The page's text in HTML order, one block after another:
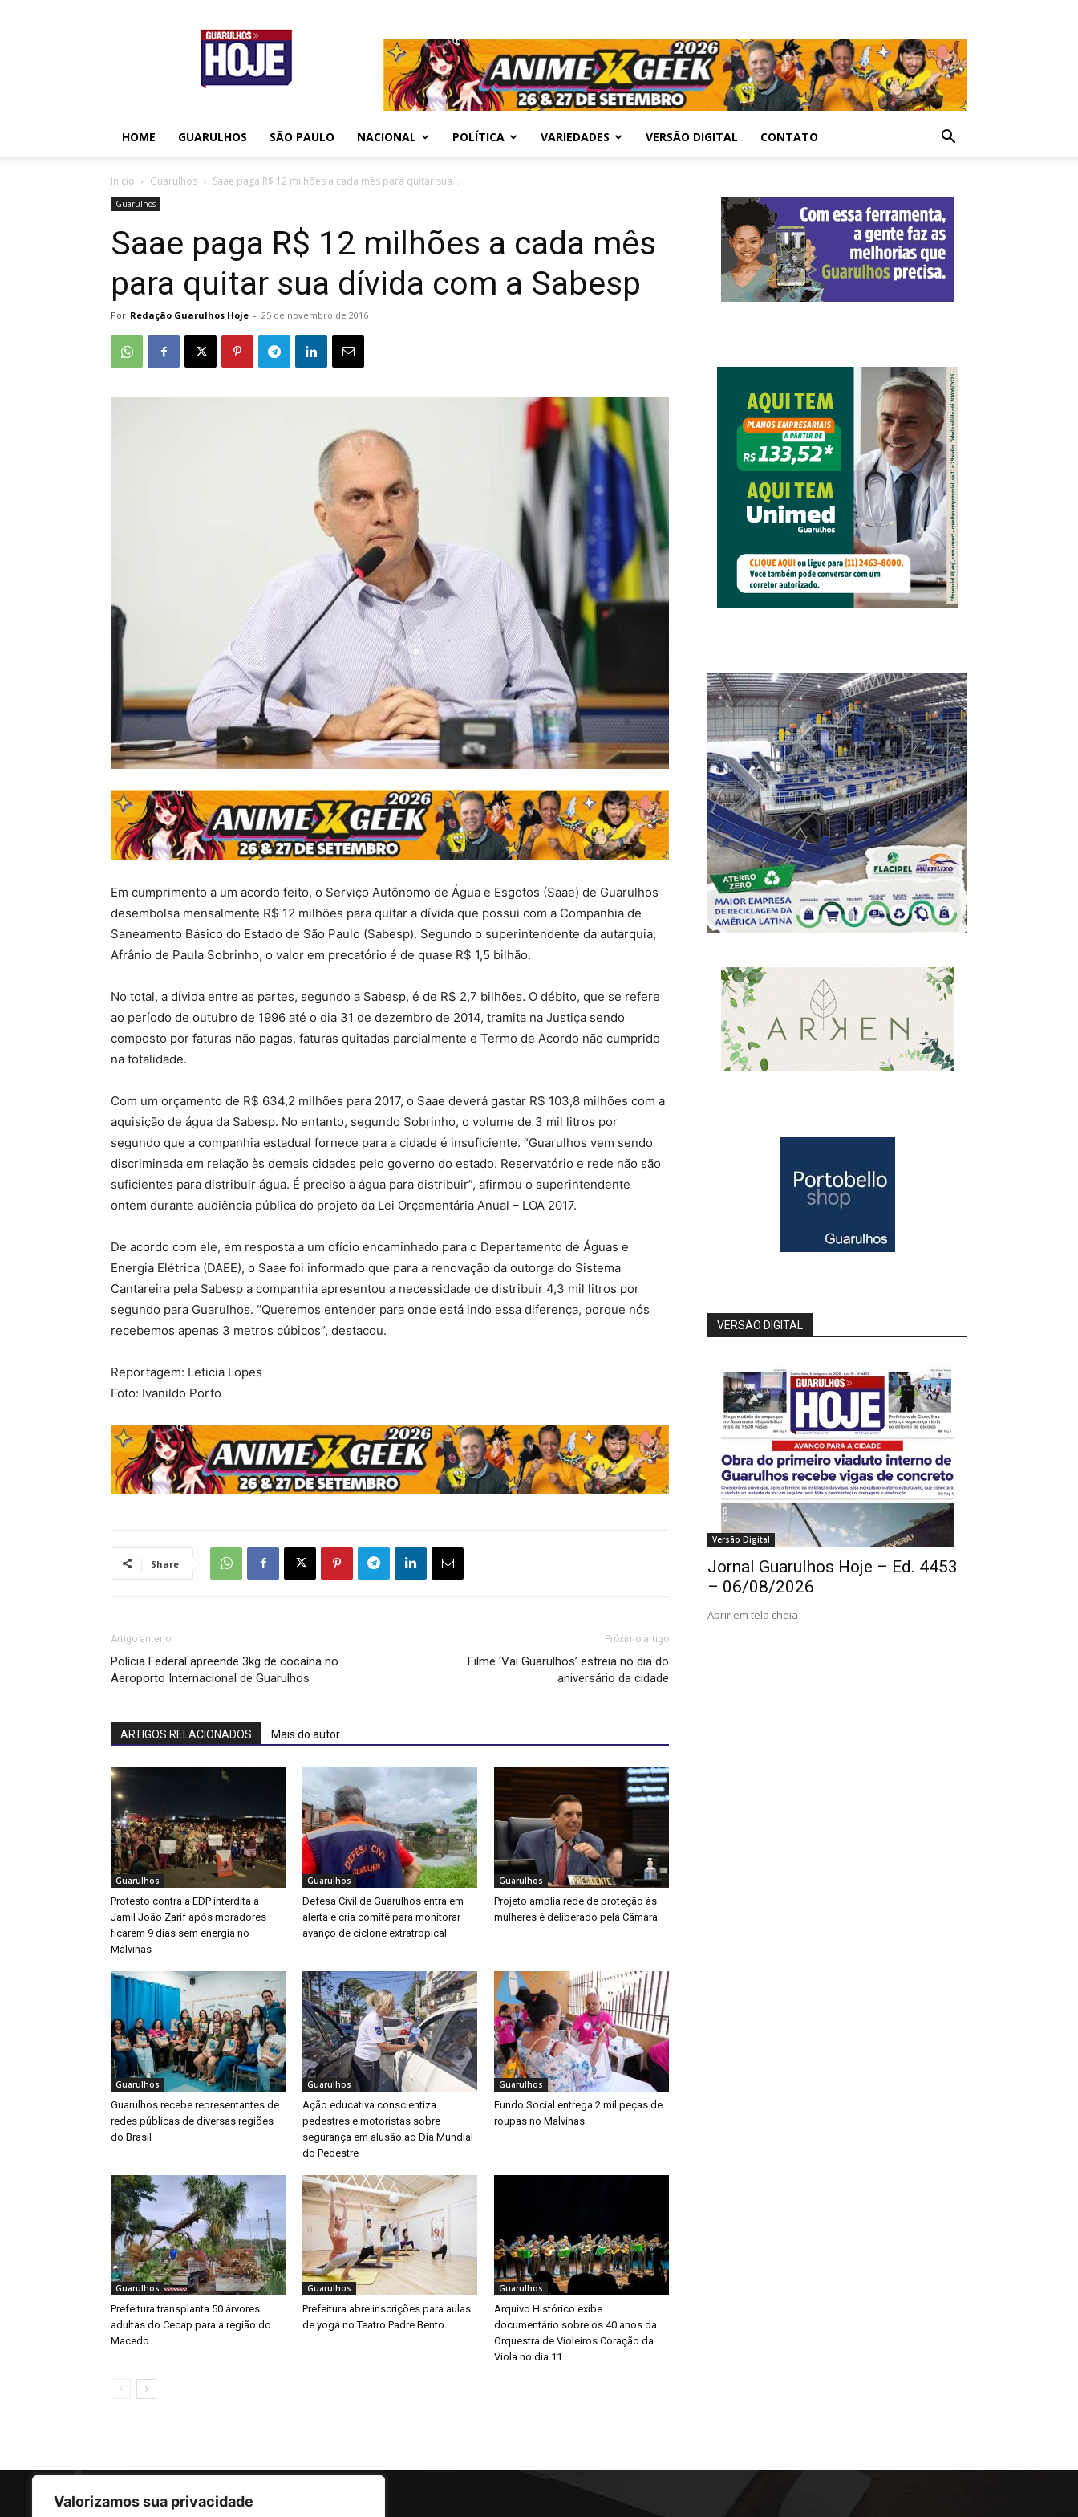
Valorizamos sua privacidade
Guarulhos
Hoje
HOME GUARULHOS SÃO PAULO NACIONAL POLÍTICA VARIEDADES VERSÃO DIGITAL CONTATO
Início Guarulhos Saae paga R$ 12 milhões a cada mês para quitar sua...
Guarulhos
Saae paga R$ 12 milhões a cada mês
para quitar sua dívida com a Sabesp
Por Redação Guarulhos Hoje - 25 de novembro de 2016
Em cumprimento a um acordo feito, o Serviço Autônomo de Água e Esgotos (Saae) de Guarulhos
desembolsa mensalmente R$ 12 milhões para quitar a dívida que possui com a Companhia de
Saneamento Básico do Estado de São Paulo (Sabesp). Segundo o superintendente da autarquia,
Afrânio de Paula Sobrinho, o valor em precatório é de quase R$ 1,5 bilhão.
No total, a dívida entre as partes, segundo a Sabesp, é de R$ 2,7 bilhões. O débito, que se refere
ao período de outubro de 1996 até o dia 31 de dezembro de 2014, tramita na Justiça sendo
composto por faturas não pagas, faturas quitadas parcialmente e Termo de Acordo não cumprido
na totalidade.
Com um orçamento de R$ 634,2 milhões para 2017, o Saae deverá gastar R$ 103,8 milhões com a
aquisição de água da Sabesp. No entanto, segundo Sobrinho, o volume de 3 mil litros por
segundo que a companhia estadual fornece para a cidade é insuficiente. “Guarulhos vem sendo
discriminada em relação às demais cidades pelo governo do estado. Reservatório e rede não são
suficientes para distribuir água. É preciso a água para distribuir”, afirmou o superintendente
ontem durante audiência pública do projeto da Lei Orçamentária Anual – LOA 2017.
De acordo com ele, em resposta a um ofício encaminhado para o Departamento de Águas e
Energia Elétrica (DAEE), o Saae foi informado que para a renovação da outorga do Sistema
Cantareira pela Sabesp a companhia apresentou a necessidade de distribuir 4,3 mil litros por
segundo para Guarulhos. “Queremos entender para onde está indo essa diferença, porque nós
recebemos apenas 3 metros cúbicos”, destacou.
Reportagem: Leticia Lopes
Foto: Ivanildo Porto
Share
Artigo anterior
Polícia Federal apreende 3kg de cocaína no
Aeroporto Internacional de Guarulhos
Próximo artigo
Filme ‘Vai Guarulhos’ estreia no dia do
aniversário da cidade
ARTIGOS RELACIONADOS Mais do autor
Guarulhos
Protesto contra a EDP interdita a
Jamil João Zarif após moradores
ficarem 9 dias sem energia no
Malvinas
Guarulhos
Defesa Civil de Guarulhos entra em
alerta e cria comitê para monitorar
avanço de ciclone extratropical
Guarulhos
Projeto amplia rede de proteção às
mulheres é deliberado pela Câmara
Guarulhos
Guarulhos recebe representantes de
redes públicas de diversas regiões
do Brasil
Guarulhos
Ação educativa conscientiza
pedestres e motoristas sobre
segurança em alusão ao Dia Mundial
do Pedestre
Guarulhos
Fundo Social entrega 2 mil peças de
roupas no Malvinas
Guarulhos
Prefeitura transplanta 50 árvores
adultas do Cecap para a região do
Macedo
Guarulhos
Prefeitura abre inscrições para aulas
de yoga no Teatro Padre Bento
Guarulhos
Arquivo Histórico exibe
documentário sobre os 40 anos da
Orquestra de Violeiros Coração da
Viola no dia 11
VERSÃO DIGITAL
Versão Digital
Jornal Guarulhos Hoje – Ed. 4453
– 06/08/2026
Abrir em tela cheia